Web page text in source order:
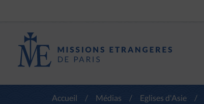
Accueil / Médias / Eglises d'Asie /